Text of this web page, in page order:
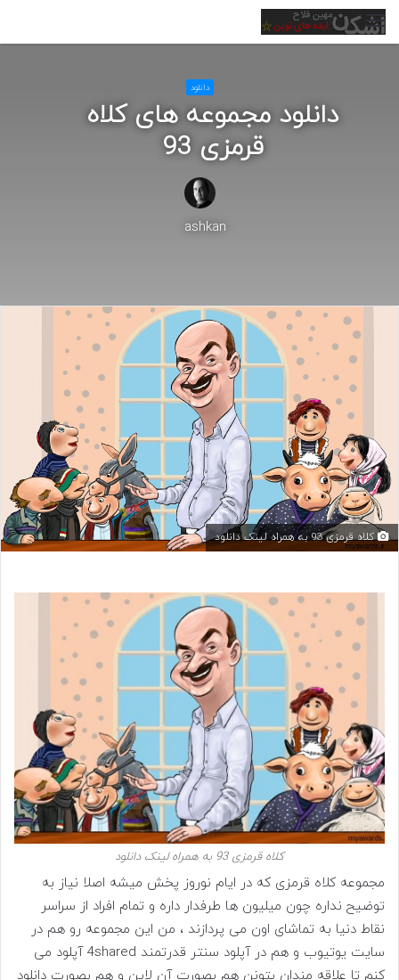
منو
دانلود
دانلود مجموعه های کلاه
قرمزی 93
ashkan
کلاه قرمزی 93 به همراه لینک دانلود
کلاه قرمزی 93 به همراه لینک دانلود
مجموعه کلاه قرمزی که در ایام نوروز پخش میشه اصلا نیاز به
توضیح نداره چون میلیون ها طرفدار داره و تمام افراد از سراسر
نقاط دنیا به تماشای اون می پردازند ، من این مجموعه رو هم در
سایت یوتیوب و هم در آپلود سنتر قدرتمند 4shared آپلود می
کنم تا علاقه مندان بتونن هم بصورت آن لاین و هم بصورت دانلود